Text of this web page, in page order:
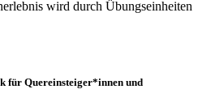
wird durch Übungseinheiten
für Quereinsteiger*innen und